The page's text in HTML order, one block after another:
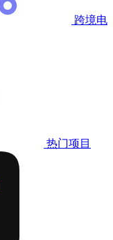
跨境电
热门项目